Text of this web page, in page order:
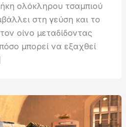
ολόκληρου τσαμπιού
στη γεύση και το
οίνο μεταδίδοντας
μπορεί να εξαχθεί